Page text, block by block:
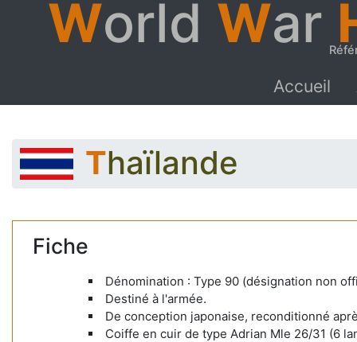
World War
Accueil
Thaïlande
Fiche
Dénomination : Type 90 (désignation non
Destiné à l'armée.
De conception japonaise, reconditionné
Coiffe en cuir de type Adrian Mle 26/31 (6